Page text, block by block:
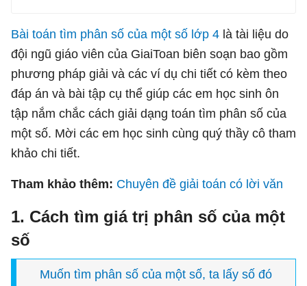
Bài toán tìm phân số của một số lớp 4 là tài liệu do
đội ngũ giáo viên của GiaiToan biên soạn bao gồm
phương pháp giải và các ví dụ chi tiết có kèm theo
đáp án và bài tập cụ thể giúp các em học sinh ôn
tập nắm chắc cách giải dạng toán tìm phân số của
một số. Mời các em học sinh cùng quý thầy cô tham
khảo chi tiết.
Tham khảo thêm: Chuyên đề giải toán có lời văn
1. Cách tìm giá trị phân số của một
số
Muốn tìm phân số của một số, ta lấy số đó